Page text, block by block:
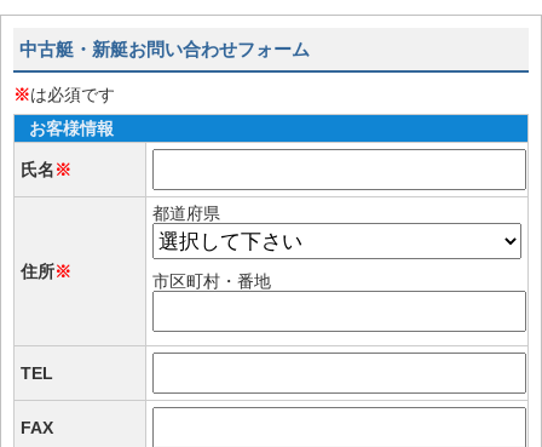
中古艇・新艇お問い合わせフォーム
※は必須です
お客様情報
氏名※
住所※
都道府県
市区町村・番地
TEL
FAX